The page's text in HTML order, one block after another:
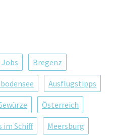
Jobs Bregenz
Ausflugstipps
Österreich
im Schiff Meersburg